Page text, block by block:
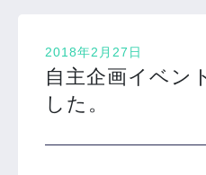
2018年2月27日
自主企画イベン
した。